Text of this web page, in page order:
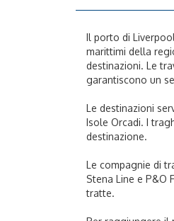
Il porto di
marittimi della
destinazioni. Le
garantiscono un
Le destinazioni
Isole Orcadi. I
destinazione.
Le compagnie di
Stena Line e P&O
tratte.